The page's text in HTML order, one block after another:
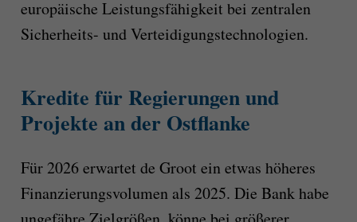
europäische Leistungsfähigkeit bei zentralen
Sicherheits- und Verteidigungstechnologien.
Kredite für Regierungen und
Projekte an der Ostflanke
Für 2026 erwartet de Groot ein etwas höheres
Finanzierungsvolumen als 2025. Die Bank habe